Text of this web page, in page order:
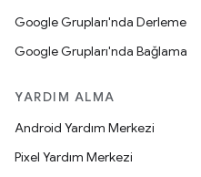
Google Grupları'nda Derleme
Google Grupları'nda Bağlama
YARDIM ALMA
Android Yardım Merkezi
Pixel Yardım Merkezi